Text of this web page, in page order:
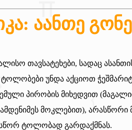
აანთე
თავსატეხები, სადაც
უნდა აქციოთ
პირობის მიხედვით
მოკლებით), არასწორი
სწორ ტოლობად გარდაქმნას.